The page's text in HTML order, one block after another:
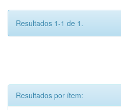
Resultados 1-1 de 1.
Resultados por ítem: